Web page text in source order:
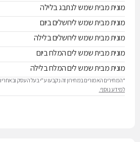
מונית מבית שמש לנתבג בלילה
מונית מבית שמש לירושלים ביום
מונית מבית שמש לירושלים בלילה
מונית מבית שמש לים המלח ביום
מונית מבית שמש לים המלח בלילה
*המחירים האמורים במחירון זה נקבעו ע"י בעל העסק
למידע נוסף.